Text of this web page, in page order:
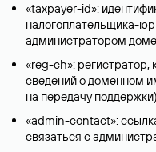
«taxpayer-id»:
налогоплательщика-
администратором
«reg-ch»: регистратор,
сведений о доменном
на передачу поддержки)
«admin-contact»:
связаться с